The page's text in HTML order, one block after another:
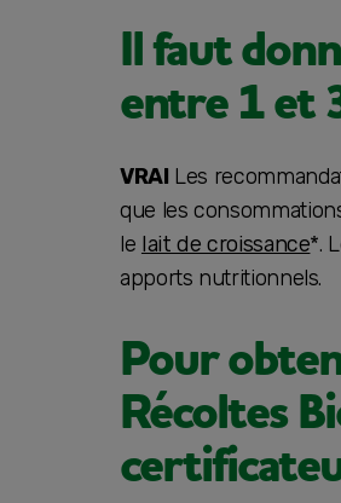
Il faut
entre 1 et
VRAI Les
que les
le lait de croissance*.
apports nutritionnels.
Pour
Récoltes